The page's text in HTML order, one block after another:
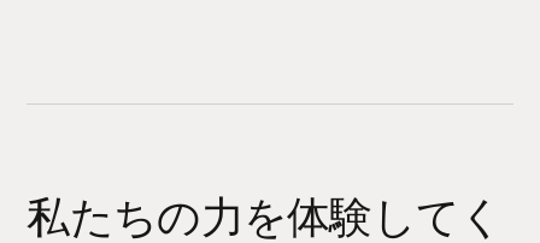
私たちの力を体験してく